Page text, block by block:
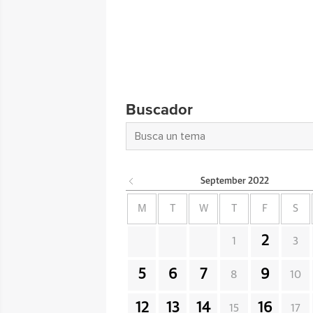
Buscador
September 2022
M W F S
1 2 3
5 6 7 8 9 10
12 13 14 15 16 17